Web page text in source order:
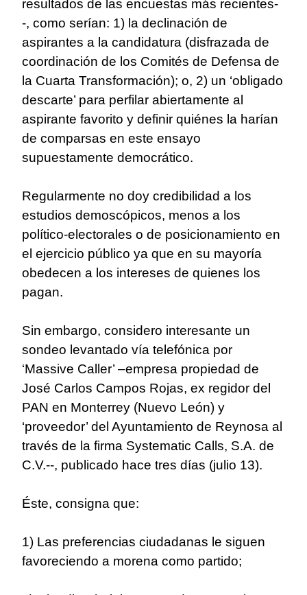
resultados de las encuestas más recientes-
-, como serían: 1) la declinación de
aspirantes a la candidatura (disfrazada de
coordinación de los Comités de Defensa de
la Cuarta Transformación); o, 2) un ‘obligado
descarte’ para perfilar abiertamente al
aspirante favorito y definir quiénes la harían
de comparsas en este ensayo
supuestamente democrático.
Regularmente no doy credibilidad a los
estudios demoscópicos, menos a los
político-electorales o de posicionamiento en
el ejercicio público ya que en su mayoría
obedecen a los intereses de quienes los
pagan.
Sin embargo, considero interesante un
sondeo levantado vía telefónica por
‘Massive Caller’ –empresa propiedad de
José Carlos Campos Rojas, ex regidor del
PAN en Monterrey (Nuevo León) y
‘proveedor’ del Ayuntamiento de Reynosa al
través de la firma Systematic Calls, S.A. de
C.V.--, publicado hace tres días (julio 13).
Éste, consigna que:
1) Las preferencias ciudadanas le siguen
favoreciendo a morena como partido;